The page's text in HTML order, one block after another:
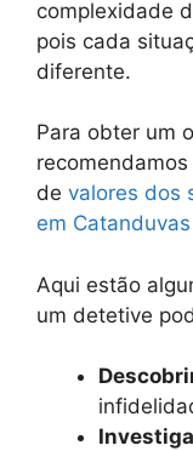
complexidade
pois cada
diferente.
Para obter um
de valores dos
em Catanduvas
Aqui estão
um detetive